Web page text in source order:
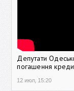
Депутати
погашення
12 июл, 15:20